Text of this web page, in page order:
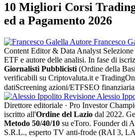
10 Migliori Corsi
ed a Pagamento 2026
Autore Francesco
Content Editor & Data Analyst
ETF e autore delle analisi. In fase di
Giornalisti Pubblicisti (Ordine della
verificabili su Criptovaluta.it e
datiScreening azioni/ETFSEO finanziaria
Revisione Alessio
Direttore editoriale · Pro Investor
iscritto all'Ordine del Lazio dal 2022.
Metodo 50/40/10 su eToro. Founder di
S.R.L., esperto TV anti-frode (RAI 3,